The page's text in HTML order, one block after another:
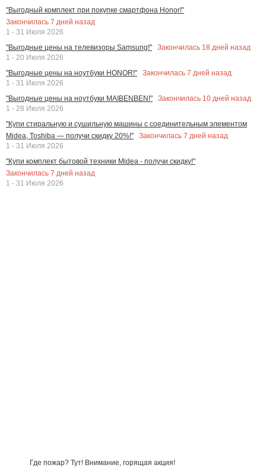
"Выгодный комплект при покупке смартфона Honor!"
Закончилась 7 дней назад
1 - 31 Июля 2026
"Выгодные цены на телевизоры Samsung!"
Закончилась 18 дней назад
1 - 20 Июля 2026
"Выгодные цены на ноутбуки HONOR!"
Закончилась 7 дней назад
1 - 31 Июля 2026
"Выгодные цены на ноутбуки MAIBENBEN!"
Закончилась 10 дней назад
1 - 28 Июля 2026
"Купи стиральную и сушильную машины с соединительным элементом
Midea, Toshiba — получи скидку 20%!"
Закончилась 7 дней назад
1 - 31 Июля 2026
"Купи комплект бытовой техники Midea - получи скидку!"
Закончилась 7 дней назад
1 - 31 Июля 2026
Где пожар? Тут! Внимание, горящая акция!